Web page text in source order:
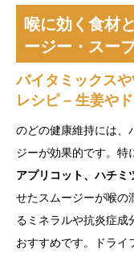
喉に効く食材
ージー・スー
バイタミックス
レシピ – 生姜や
のどの健康維持には、
ジーが効果的です。特
アプリコット、ハチミ
せたスムージーが喉の
るミネラルや抗炎症成
おすすめです。ドライ